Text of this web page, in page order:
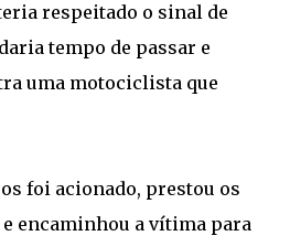
respeitado o sinal de
tempo de passar e
uma motociclista que
foi acionado, prestou os
encaminhou a vítima para